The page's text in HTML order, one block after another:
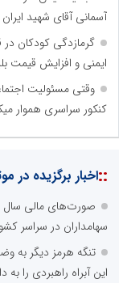
آسمانی آقای شهید ایران
گرمازدگی کودکان در
ایمنی و افزایش قیمت
وقتی مسئولیت
کنکور سراسری هموار
::اخبار برگزیده در
سهامداران در سراسر
تنگه هرمز دیگر به
این آبراه راهبردی را